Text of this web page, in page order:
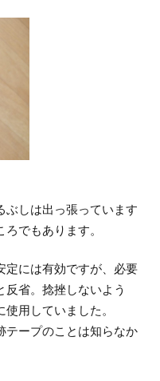
ぶしは出っ張っています
でもあります。
定には有効ですが、必要
省。捻挫しないよう
用していました。
テープのことは知らなか